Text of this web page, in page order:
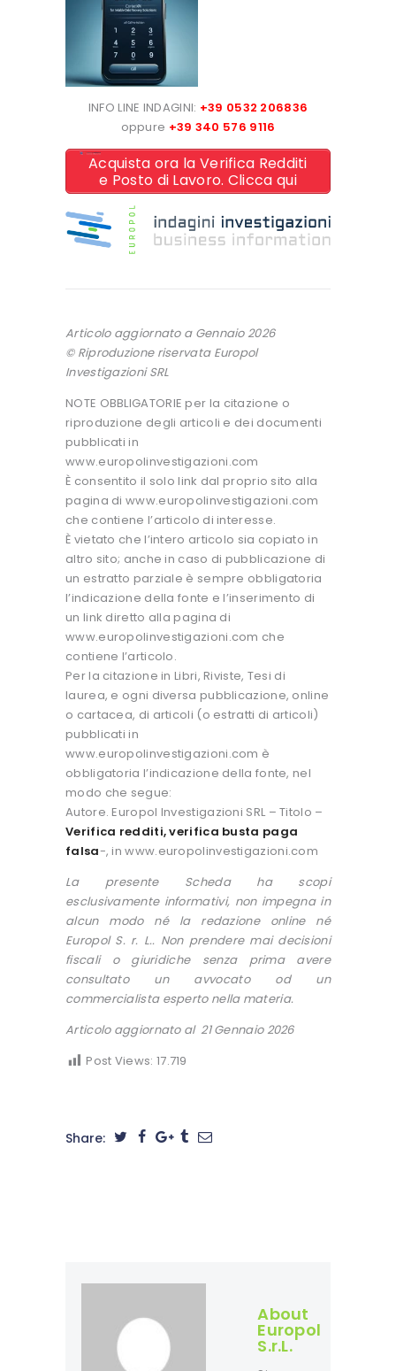
INFO LINE INDAGINI: +39 0532 206836
oppure +39 340 576 9116
Acquista ora la Verifica Redditi
e Posto di Lavoro. Clicca qui
Articolo aggiornato a Gennaio 2026
© Riproduzione riservata Europol
Investigazioni SRL
NOTE OBBLIGATORIE per la citazione o
riproduzione degli articoli e dei documenti
pubblicati in
www.europolinvestigazioni.com
È consentito il solo link dal proprio sito alla
pagina di www.europolinvestigazioni.com
che contiene l’articolo di interesse.
È vietato che l’intero articolo sia copiato in
altro sito; anche in caso di pubblicazione di
un estratto parziale è sempre obbligatoria
l’indicazione della fonte e l’inserimento di
un link diretto alla pagina di
www.europolinvestigazioni.com che
contiene l’articolo.
Per la citazione in Libri, Riviste, Tesi di
laurea, e ogni diversa pubblicazione, online
o cartacea, di articoli (o estratti di articoli)
pubblicati in
www.europolinvestigazioni.com è
obbligatoria l’indicazione della fonte, nel
modo che segue:
Autore. Europol Investigazioni SRL – Titolo –
Verifica redditi, verifica busta paga
falsa-, in www.europolinvestigazioni.com
La presente Scheda ha scopi
esclusivamente informativi, non impegna in
alcun modo né la redazione online né
Europol S. r. L.. Non prendere mai decisioni
fiscali o giuridiche senza prima avere
consultato un avvocato od un
commercialista esperto nella materia.
Articolo aggiornato al 21 Gennaio 2026
Post Views: 17.719
Share:
About
Europol
S.r.L.